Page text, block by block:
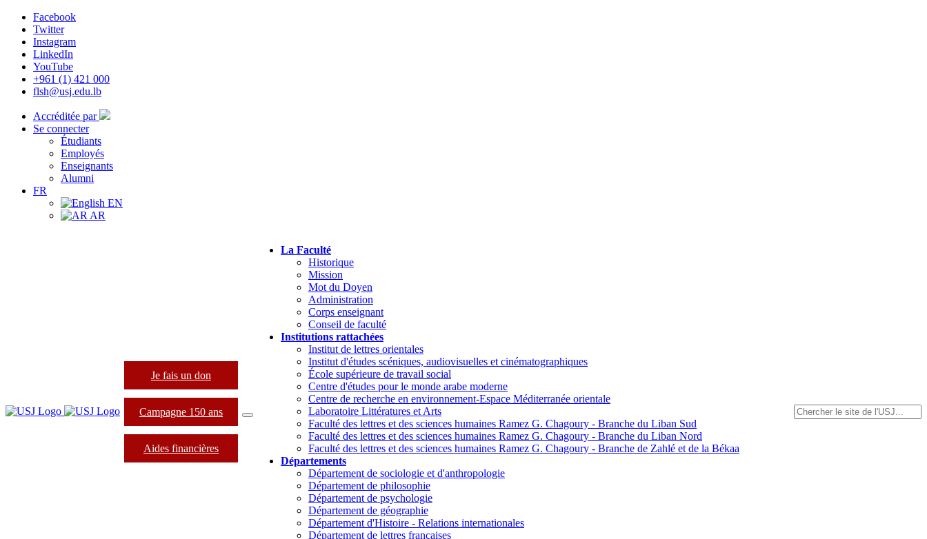
Facebook
Twitter
Instagram
LinkedIn
YouTube
+961 (1) 421 000
flsh@usj.edu.lb
Accréditée par
Se connecter
Étudiants
Employés
Enseignants
Alumni
FR
EN
AR
Je fais un don
Campagne 150 ans
Aides financières
La Faculté
Historique
Mission
Mot du Doyen
Administration
Corps enseignant
Conseil de faculté
Institutions rattachées
Institut de lettres orientales
Institut d'études scéniques, audiovisuelles et cinématographiques
École supérieure de travail social
Centre d'études pour le monde arabe moderne
Centre de recherche en environnement-Espace Méditerranée orientale
Laboratoire Littératures et Arts
Faculté des lettres et des sciences humaines Ramez G. Chagoury - Branche du Liban Sud
Faculté des lettres et des sciences humaines Ramez G. Chagoury - Branche du Liban Nord
Faculté des lettres et des sciences humaines Ramez G. Chagoury - Branche de Zahlé et de la Békaa
Départements
Département de sociologie et d'anthropologie
Département de philosophie
Département de psychologie
Département de géographie
Département d'Histoire - Relations internationales
Département de lettres françaises